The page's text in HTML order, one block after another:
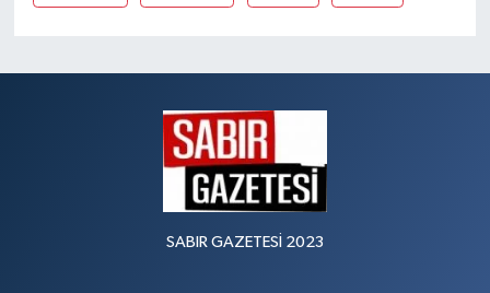
SABIR GAZETESİ 2023